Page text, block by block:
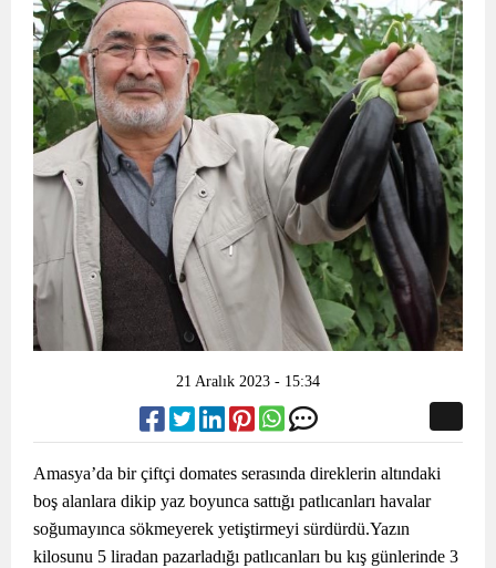
21 Aralık 2023 - 15:34
Amasya’da bir çiftçi domates serasında direklerin altındaki
boş alanlara dikip yaz boyunca sattığı patlıcanları havalar
soğumayınca sökmeyerek yetiştirmeyi sürdürdü.Yazın
kilosunu 5 liradan pazarladığı patlıcanları bu kış günlerinde 3